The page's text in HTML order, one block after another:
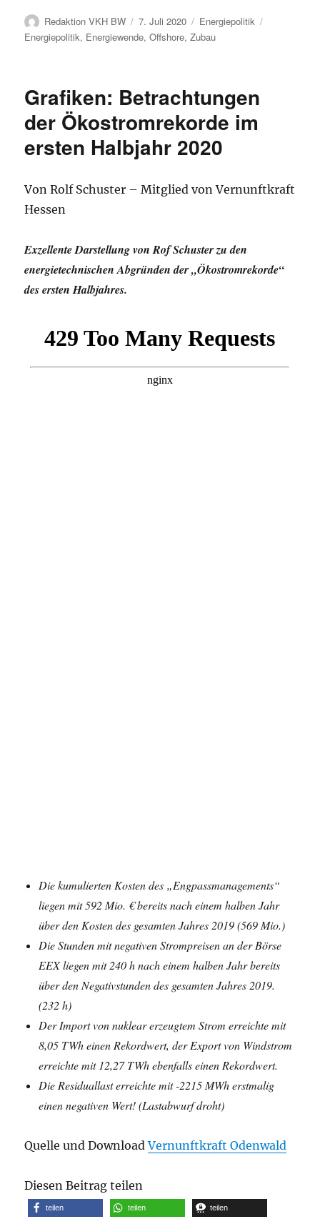
Autor
Redaktion VKH BW
Veröffentlicht
am
7. Juli 2020 Kategorien
Energiepolitik
Energiepolitik, Energiewende,Offshore,Zubau
Grafiken: Betrachtungen
der Ökostromrekorde im
ersten Halbjahr 2020
Von Rolf Schuster – Mitglied von Vernunftkraft
Hessen
Exzellente Darstellung von Rof Schuster zu den
energietechnischen Abgründen der „Ökostromrekorde“
des ersten Halbjahres.
Die kumulierten Kosten des „Engpassmanagements“
liegen mit 592 Mio. € bereits nach einem halben Jahr
über den Kosten des gesamten Jahres 2019 (569 Mio.)
Die Stunden mit negativen Strompreisen an der Börse
EEX liegen mit 240 h nach einem halben Jahr bereits
über den Negativstunden des gesamten Jahres 2019.
(232 h)
Der Import von nuklear erzeugtem Strom erreichte mit
8,05 TWh einen Rekordwert, der Export von Windstrom
erreichte mit 12,27 TWh ebenfalls einen Rekordwert.
Die Residuallast erreichte mit -2215 MWh erstmalig
einen negativen Wert! (Lastabwurf droht)
Quelle und DownloadVernunftkraft Odenwald
Diesen Beitrag teilen
teilen teilen teilen